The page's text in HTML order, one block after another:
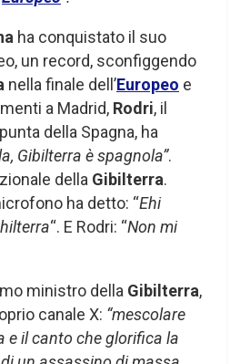
ha conquistato il suo
un record, sconfiggendo
nella finale dell’Europeo e
a Madrid, Rodri, il
della Spagna, ha
Gibilterra è spagnola”.
della Gibilterra.
ha detto: “Ehi
“. E Rodri: “Non mi
ministro della Gibilterra,
canale X: “mescolare
e il canto che glorifica la